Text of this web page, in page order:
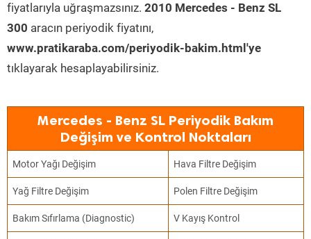
fiyatlarıyla uğraşmazsınız. 2010 Mercedes - Benz SL
300 aracın periyodik fiyatını,
www.pratikaraba.com/periyodik-bakim.html'ye
tıklayarak hesaplayabilirsiniz.
Mercedes - Benz SL Periyodik Bakım
Değişim ve Kontrol Noktaları
Motor Yağı Değişim Hava Filtre Değişim
Yağ Filtre Değişim Polen Filtre Değişim
Bakım Sıfırlama (Diagnostic) V Kayış Kontrol